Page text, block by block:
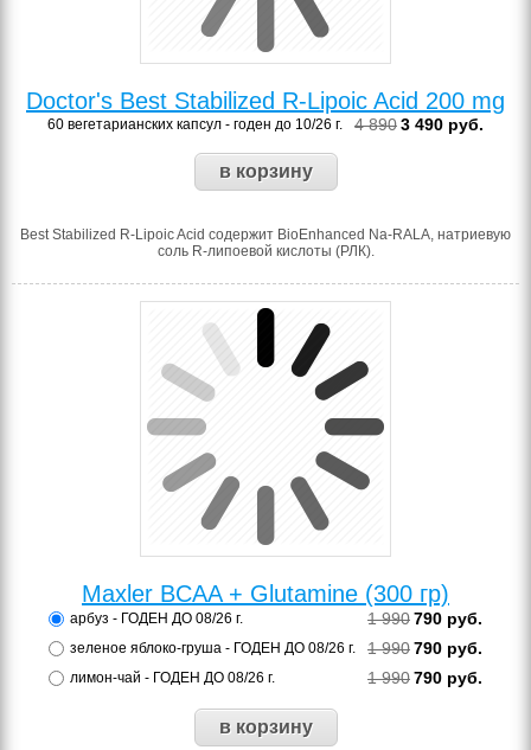
Doctor's Best Stabilized R-Lipoic Acid 200 mg
60 вегетарианских капсул - годен до 10/26 г. 4 8903 490 руб.
Best Stabilized R-Lipoic Acid содержит BioEnhanced Na-RALA, натриевую
соль R-липоевой кислоты (РЛК).
Maxler BCAA + Glutamine (300 гр)
арбуз - ГОДЕН ДО 08/26 г. 1 990790 руб.
зеленое яблоко-груша - ГОДЕН ДО 08/26 г. 1 990790 руб.
лимон-чай - ГОДЕН ДО 08/26 г. 1 990790 руб.